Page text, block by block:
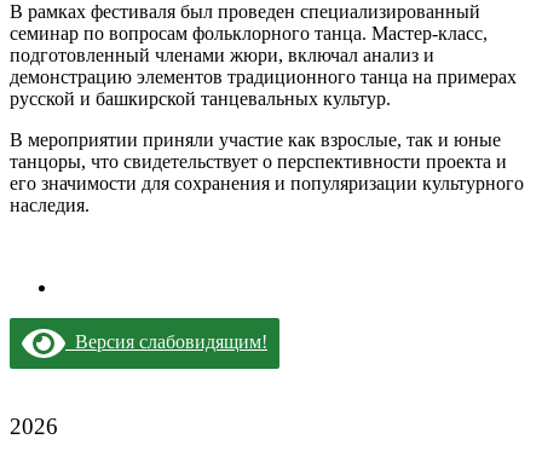
В рамках фестиваля был проведен специализированный
семинар по вопросам фольклорного танца. Мастер-класс,
подготовленный членами жюри, включал анализ и
демонстрацию элементов традиционного танца на примерах
русской и башкирской танцевальных культур.
В мероприятии приняли участие как взрослые, так и юные
танцоры, что свидетельствует о перспективности проекта и
его значимости для сохранения и популяризации культурного
наследия.
Версия слабовидящим!
2026